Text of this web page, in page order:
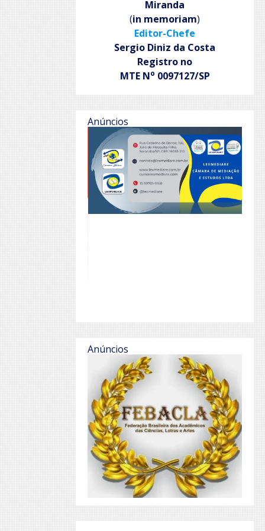
Miranda
(in memoriam)
Editor-Chefe
Sergio Diniz da Costa
Registro no
MTE No 0097127/SP
Anúncios
Anúncios